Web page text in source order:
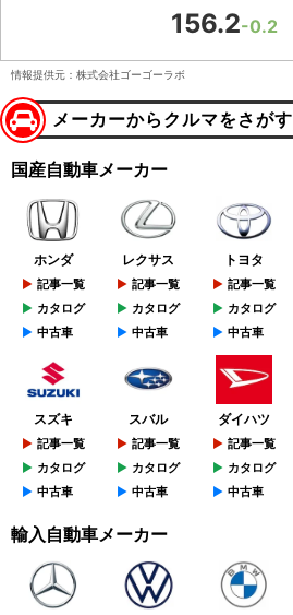
156.2-0.2
情報提供元：株式会社ゴーゴーラボ
メーカーからクルマをさがす
国産自動車メーカー
ホンダ
記事一覧
カタログ
中古車
レクサス
記事一覧
カタログ
中古車
トヨタ
記事一覧
カタログ
中古車
スズキ
記事一覧
カタログ
中古車
スバル
記事一覧
カタログ
中古車
ダイハツ
記事一覧
カタログ
中古車
輸入自動車メーカー